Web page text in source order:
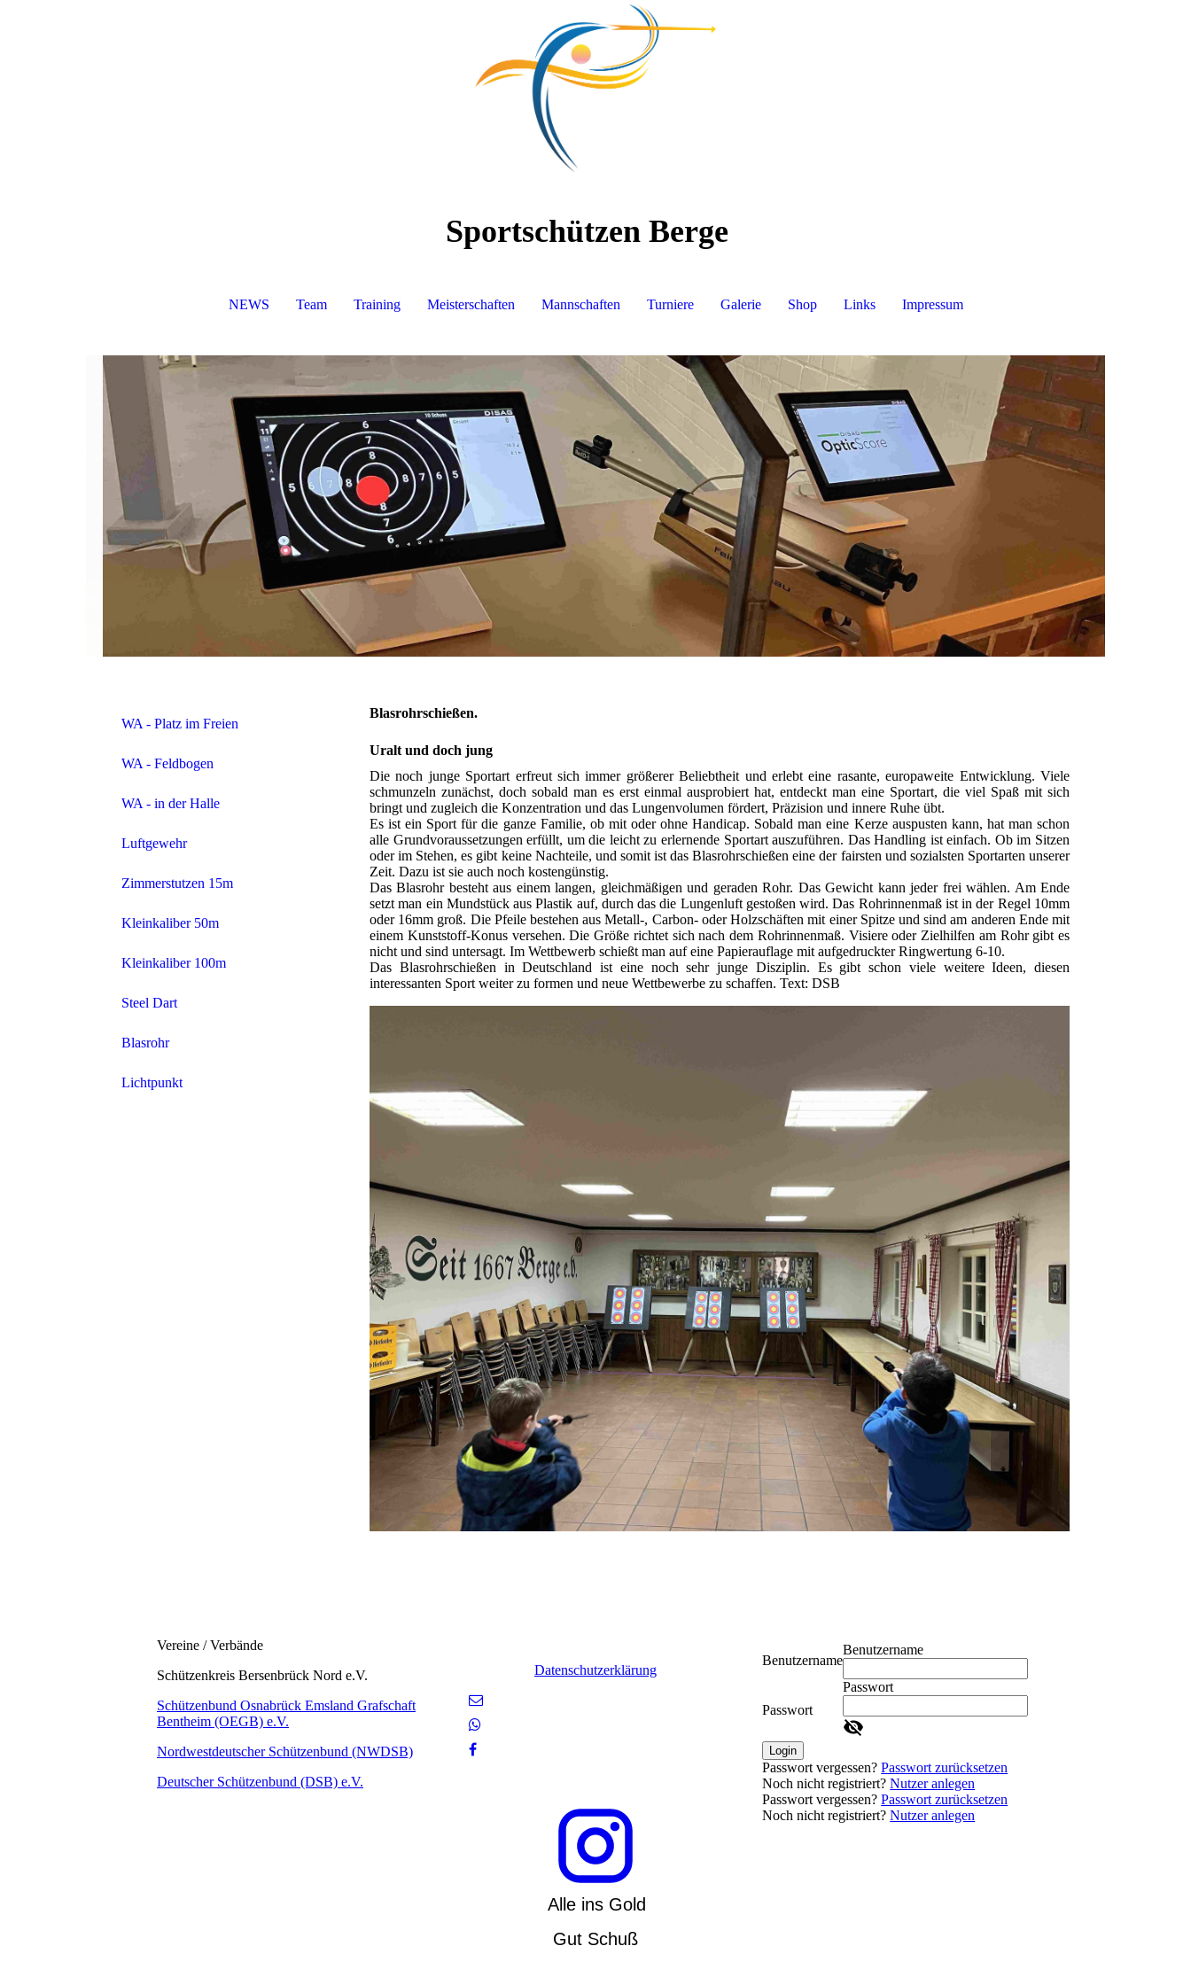
Sportschützen Berge
NEWS Team Training Meisterschaften Mannschaften Turniere Galerie Shop Links Impressum
WA - Platz im Freien
WA - Feldbogen
WA - in der Halle
Luftgewehr
Zimmerstutzen 15m
Kleinkaliber 50m
Kleinkaliber 100m
Steel Dart
Blasrohr
Lichtpunkt
Blasrohrschießen.
Uralt und doch jung
Die noch junge Sportart erfreut sich immer größerer Beliebtheit und erlebt eine rasante, europaweite Entwicklung. Viele
schmunzeln zunächst, doch sobald man es erst einmal ausprobiert hat, entdeckt man eine Sportart, die viel Spaß mit sich
bringt und zugleich die Konzentration und das Lungenvolumen fördert, Präzision und innere Ruhe übt.
Es ist ein Sport für die ganze Familie, ob mit oder ohne Handicap. Sobald man eine Kerze auspusten kann, hat man schon
alle Grundvoraussetzungen erfüllt, um die leicht zu erlernende Sportart auszuführen. Das Handling ist einfach. Ob im Sitzen
oder im Stehen, es gibt keine Nachteile, und somit ist das Blasrohrschießen eine der fairsten und sozialsten Sportarten unserer
Zeit. Dazu ist sie auch noch kostengünstig.
Das Blasrohr besteht aus einem langen, gleichmäßigen und geraden Rohr. Das Gewicht kann jeder frei wählen. Am Ende
setzt man ein Mundstück aus Plastik auf, durch das die Lungenluft gestoßen wird. Das Rohrinnenmaß ist in der Regel 10mm
oder 16mm groß. Die Pfeile bestehen aus Metall-, Carbon- oder Holzschäften mit einer Spitze und sind am anderen Ende mit
einem Kunststoff-Konus versehen. Die Größe richtet sich nach dem Rohrinnenmaß. Visiere oder Zielhilfen am Rohr gibt es
nicht und sind untersagt. Im Wettbewerb schießt man auf eine Papierauflage mit aufgedruckter Ringwertung 6-10.
Das Blasrohrschießen in Deutschland ist eine noch sehr junge Disziplin. Es gibt schon viele weitere Ideen, diesen
interessanten Sport weiter zu formen und neue Wettbewerbe zu schaffen. Text: DSB
Vereine / Verbände
Schützenkreis Bersenbrück Nord e.V.
Schützenbund Osnabrück Emsland Grafschaft
Bentheim (OEGB) e.V.
Nordwestdeutscher Schützenbund (NWDSB)
Deutscher Schützenbund (DSB) e.V.
Datenschutzerklärung
Alle ins Gold
Gut Schuß
Benutzername
Benutzername
Passwort
Passwort
Login
Passwort vergessen?Passwort zurücksetzen
Noch nicht registriert?Nutzer anlegen
Passwort vergessen?Passwort zurücksetzen
Noch nicht registriert?Nutzer anlegen